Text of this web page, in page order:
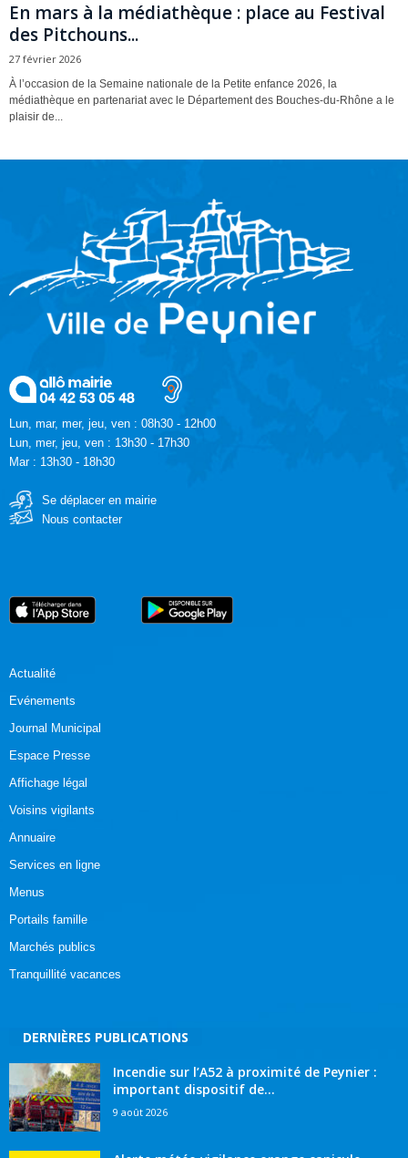
En mars à la médiathèque : place au Festival
des Pitchouns...
27 février 2026
À l’occasion de la Semaine nationale de la Petite enfance 2026, la
médiathèque en partenariat avec le Département des Bouches-du-Rhône a le
plaisir de...
Lun, mar, mer, jeu, ven : 08h30 - 12h00
Lun, mer, jeu, ven : 13h30 - 17h30
Mar : 13h30 - 18h30
Se déplacer en mairie
Nous contacter
Actualité
Evénements
Journal Municipal
Espace Presse
Affichage légal
Voisins vigilants
Annuaire
Services en ligne
Menus
Portails famille
Marchés publics
Tranquillité vacances
DERNIÈRES PUBLICATIONS
Incendie sur l’A52 à proximité de Peynier :
important dispositif de...
9 août 2026